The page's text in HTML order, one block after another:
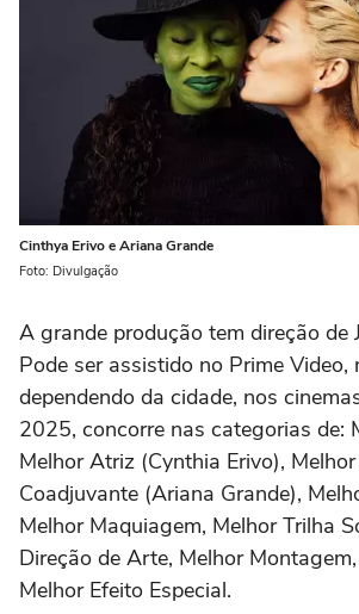
Cinthya Erivo e Ariana Grande
Foto: Divulgação
A grande produção tem direção de
Pode ser assistido no Prime Video,
dependendo da cidade, nos
2025, concorre nas categorias de:
Melhor Atriz (Cynthia Erivo),
Coadjuvante (Ariana Grande),
Melhor Maquiagem, Melhor Trilha
Direção de Arte, Melhor
Melhor Efeito Especial.